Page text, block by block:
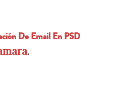
De Email En PSD
.